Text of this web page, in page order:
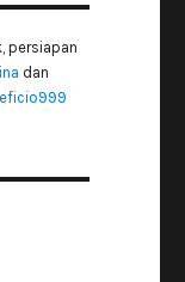
persiapan
dan